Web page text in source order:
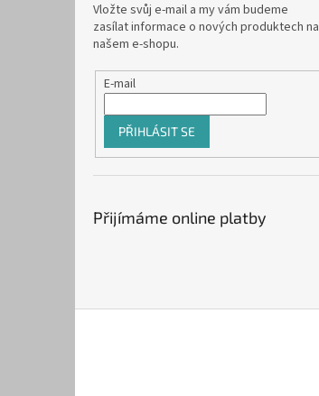
Vložte svůj e-mail a my vám budeme
zasílat informace o nových produktech na
našem e-shopu.
E-mail
PŘIHLÁSIT SE
Přijímáme online platby